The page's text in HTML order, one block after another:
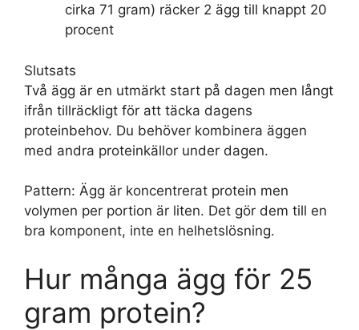
cirka 71 gram) räcker 2 ägg till knappt 20
procent
Slutsats
Två ägg är en utmärkt start på dagen men långt
ifrån tillräckligt för att täcka dagens
proteinbehov. Du behöver kombinera äggen
med andra proteinkällor under dagen.
Pattern: Ägg är koncentrerat protein men
volymen per portion är liten. Det gör dem till en
bra komponent, inte en helhetslösning.
Hur många ägg för 25
gram protein?